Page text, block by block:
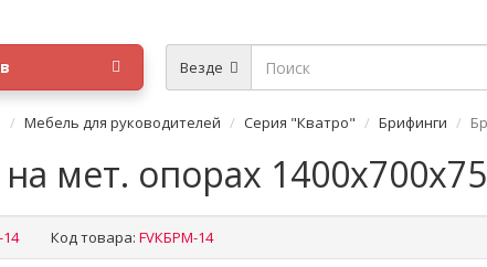
Везде
Мебель для руководителей Серия "Кватро" Брифинги
мет. опорах
Код товара: FVКБРМ-14